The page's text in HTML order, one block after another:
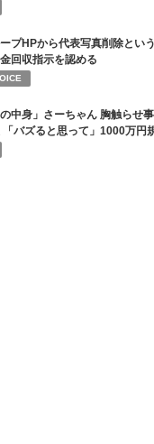
プHPから代表写真削除とい
回収指示を認める
中身」さーちゃん 胸触らせ
「バズると思って」1000万円